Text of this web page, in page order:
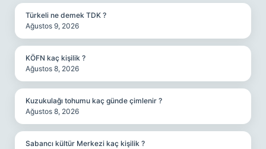
Türkeli ne demek TDK ?
Ağustos 9, 2026
KÖFN kaç kişilik ?
Ağustos 8, 2026
Kuzukulağı tohumu kaç günde çimlenir ?
Ağustos 8, 2026
Sabancı kültür Merkezi kaç kişilik ?